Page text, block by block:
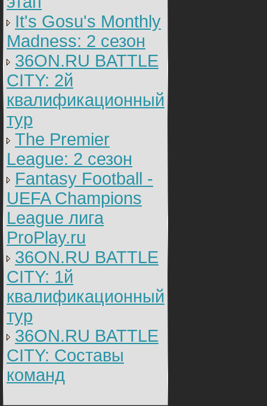
It's Gosu's Monthly
Madness: 2 сезон
36ON.RU BATTLE
CITY: 2й
квалификационный
тур
The Premier
League: 2 cезон
Fantasy Football -
UEFA Champions
League лига
ProPlay.ru
36ON.RU BATTLE
CITY: 1й
квалификационный
тур
36ON.RU BATTLE
CITY: Составы
команд